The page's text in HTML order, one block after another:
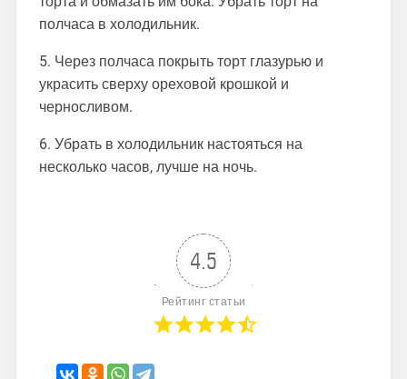
полчаса в холодильник.
5. Через полчаса покрыть торт глазурью и
украсить сверху ореховой крошкой и
черносливом.
6. Убрать в холодильник настояться на
несколько часов, лучше на ночь.
4.5
Рейтинг статьи